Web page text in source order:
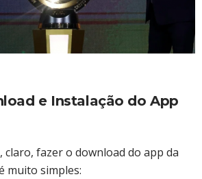
e Instalação do App
claro, fazer o download do app da
muito simples: